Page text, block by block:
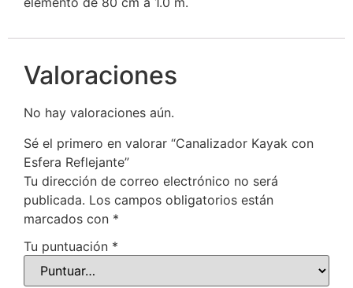
Valoraciones
No hay valoraciones aún.
Sé el primero en valorar “Canalizador Kayak con
Esfera Reflejante”
Tu dirección de correo electrónico no será
publicada. Los campos obligatorios están
marcados con *
Tu puntuación *